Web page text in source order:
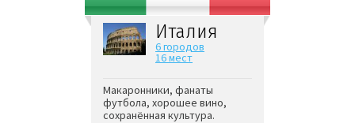
Италия
6 городов
16 мест
Макаронники, фанаты
футбола, хорошее вино,
сохранённая культура.